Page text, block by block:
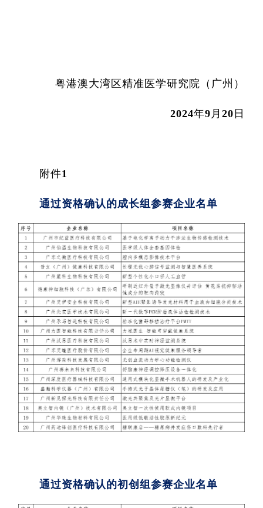
粤港澳大湾区精准医学研究院（广州）
2024年9月20日
附件1
通过资格确认的成长组参赛企业名单
通过资格确认的初创组参赛企业名单